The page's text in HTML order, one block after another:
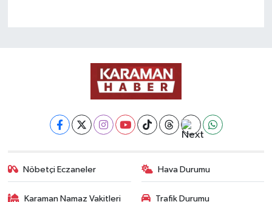
Nöbetçi Eczaneler Hava Durumu
Karaman Namaz Vakitleri Trafik Durumu